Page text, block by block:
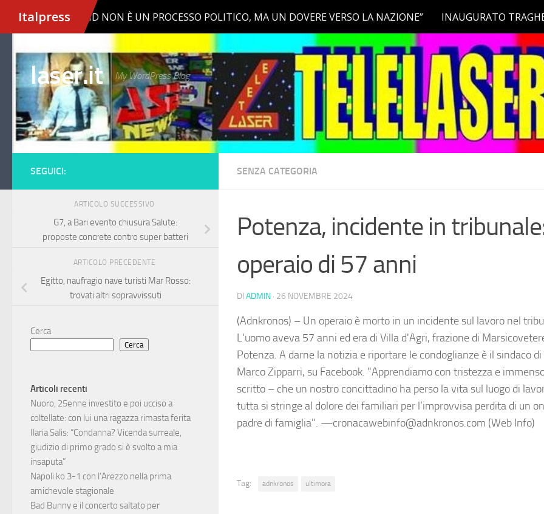
Salta al contenuto
laser.it My WordPress Blog
SENZA CATEGORIA
Potenza, incidente in
operaio di 57 anni
DI ADMIN · 26 NOVEMBRE 2024
(Adnkronos) – Un operaio è morto in un incidente sul lavoro nel
L'uomo aveva 57 anni ed era di Villa d'Agri, frazione di
Potenza. A darne la notizia e riportare le condoglianze è il sindaco
Marco Zipparri, su Facebook. "Apprendiamo con tristezza e
scritto – che un nostro concittadino ha perso la vita sul luogo di
tutta si stringe al dolore dei familiari per l’improvvisa perdita di un
padre di famiglia". —cronacawebinfo@adnkronos.com (Web Info)
Tag: adnkronos ultimora
SEGUICI:
ARTICOLO SUCCESSIVO
G7, a Bari evento chiusura Salute:
proposte concrete contro super batteri
ARTICOLO PRECEDENTE
Egitto, naufragio nave turisti Mar Rosso:
trovati altri sopravvissuti
Cerca
Cerca
Articoli recenti
Nuoro, 25enne investito e poi ucciso a
coltellate: con lui una ragazza rimasta ferita
Ilaria Salis: “Condanna? Vicenda surreale,
giudizio di primo grado si è svolto a mia
insaputa”
Napoli ko 3-1 con l’Arezzo nella prima
amichevole stagionale
Bad Bunny e il concerto saltato per